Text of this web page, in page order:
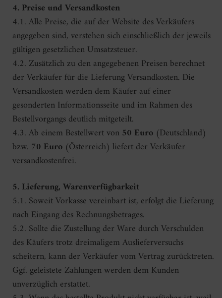
4. Preise und Versandkosten
4.1. Alle Preise, die auf der Website des Verkäufers
angegeben sind, verstehen sich einschließlich der jeweils
gültigen gesetzlichen Umsatzsteuer.
4.2. Zusätzlich zu den angegebenen Preisen berechnet
der Verkäufer für die Lieferung Versandkosten. Die
Versandkosten werden dem Käufer auf einer
gesonderten Informationsseite und im Rahmen des
Bestellvorgangs deutlich mitgeteilt.
4.3. Ab einem Bestellwert von50 Euro (Deutschland)
bzw. 70 Euro (Österreich) liefert der Verkäufer
versandkostenfrei.
5. Lieferung, Warenverfügbarkeit
5.1. Soweit Vorkasse vereinbart ist, erfolgt die Lieferung
nach Eingang des Rechnungsbetrages.
5.2. Sollte die Zustellung der Ware durch Verschulden
des Käufers trotz dreimaligem Auslieferversuchs
scheitern, kann der Verkäufer vom Vertrag zurücktreten.
Ggf. geleistete Zahlungen werden dem Kunden
unverzüglich erstattet.